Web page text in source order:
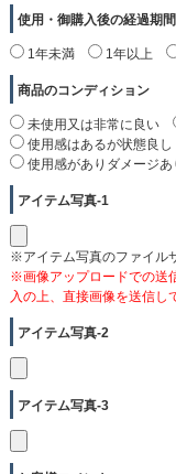
使用・御購入後の経過期間
1年未満 1年以上
商品のコンディション
未使用又は非常に良い
使用感はあるが状態良
使用感がありダメージあ
アイテム写真-1
※アイテム写真のファイル
※画像アップロードでの送
入の上、直接画像を送信し
アイテム写真-2
アイテム写真-3